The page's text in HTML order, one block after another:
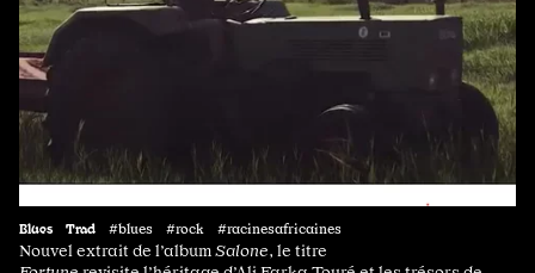
Blues Trad #blues #rock #racinesafricaines
Nouvel extrait de l’albumSalone, le titre